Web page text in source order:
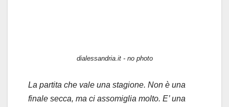
dialessandria.it - no photo
La partita che vale una stagione. Non è una
finale secca, ma ci assomiglia molto. E’ una